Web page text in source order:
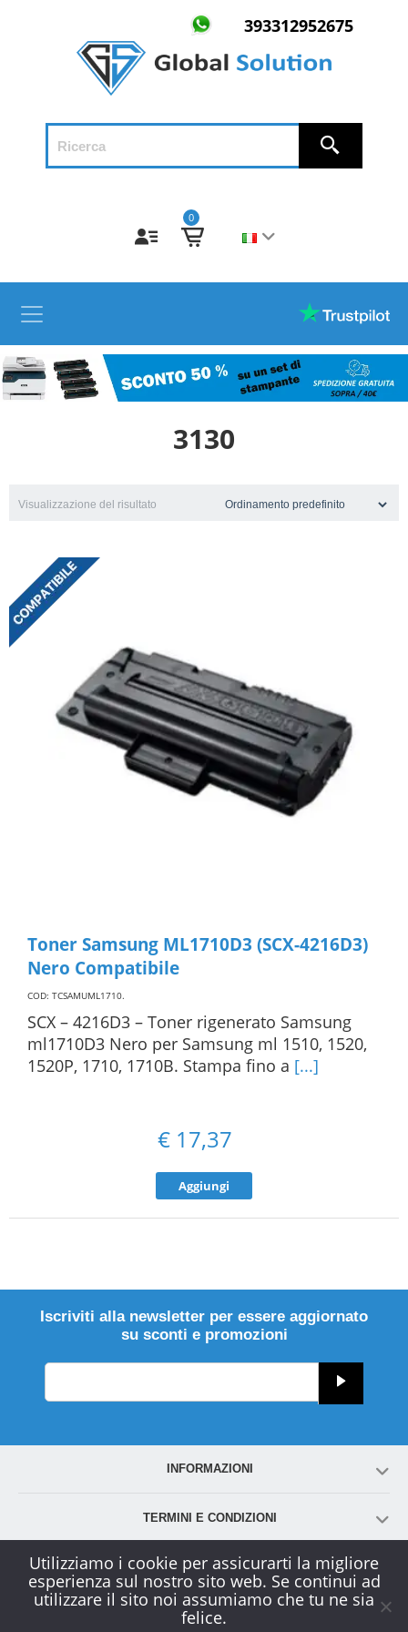
393312952675
0
3130
Visualizzazione del risultato
Toner Samsung ML1710D3 (SCX-4216D3)
Nero Compatibile
COD: TCSAMUML1710.
SCX – 4216D3 – Toner rigenerato Samsung
ml1710D3 Nero per Samsung ml 1510, 1520,
1520P, 1710, 1710B. Stampa fino a [...]
€ 17,37
Aggiungi
Iscriviti alla newsletter per essere aggiornato
su sconti e promozioni
INFORMAZIONI
TERMINI E CONDIZIONI
ACCOUNT
SERVIZIO CLIENTI
Utilizziamo i cookie per assicurarti la migliore
esperienza sul nostro sito web. Se continui ad
utilizzare il sito noi assumiamo che tu ne sia
felice.